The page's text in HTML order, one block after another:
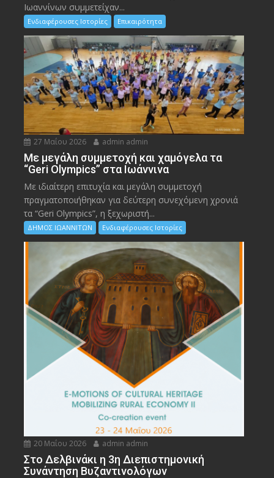
Ιωαννίνων συμμετείχαν...
Ενδιαφέρουσες Ιστορίες Επικαιρότητα
27 Μαΐου 2026 admin admin
Με μεγάλη συμμετοχή και χαμόγελα τα
“Geri Olympics” στα Ιωάννινα
Με ιδιαίτερη επιτυχία και μεγάλη συμμετοχή
πραγματοποιήθηκαν για δεύτερη συνεχόμενη χρονιά
τα “Geri Olympics”, η ξεχωριστή...
ΔΗΜΟΣ ΙΩΑΝΝΙΤΩΝ Ενδιαφέρουσες Ιστορίες
20 Μαΐου 2026 admin admin
Στο Δελβινάκι η 3η Διεπιστημονική
Συνάντηση Βυζαντινολόγων